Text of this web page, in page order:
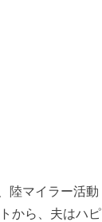
陸マイラー活動
から、夫はハピ